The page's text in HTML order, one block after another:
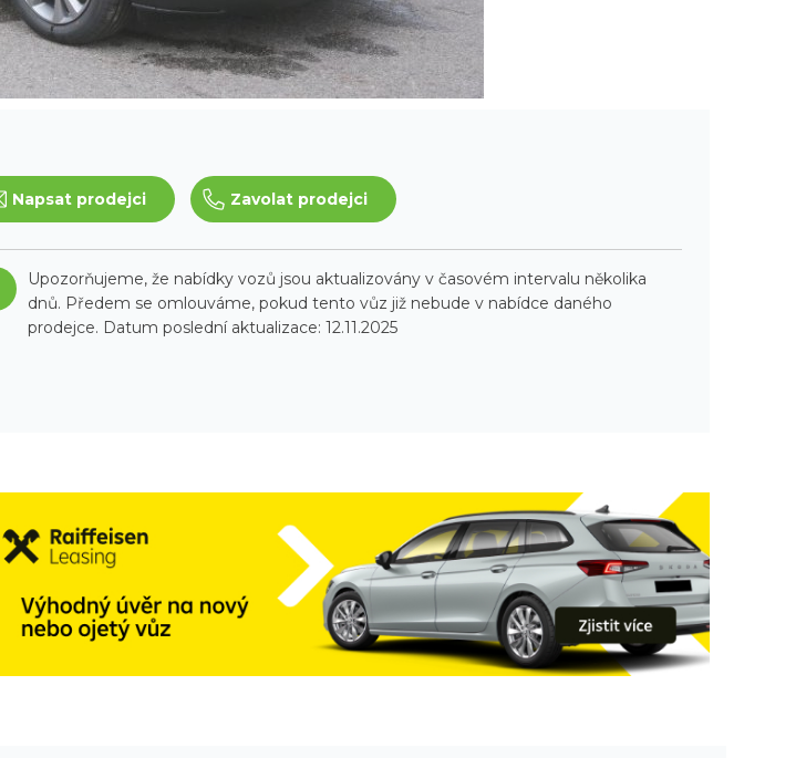
Napsat prodejci Zavolat prodejci
Upozorňujeme, že nabídky vozů jsou aktualizovány v časovém intervalu několika
dnů. Předem se omlouváme, pokud tento vůz již nebude v nabídce daného
prodejce. Datum poslední aktualizace: 12.11.2025